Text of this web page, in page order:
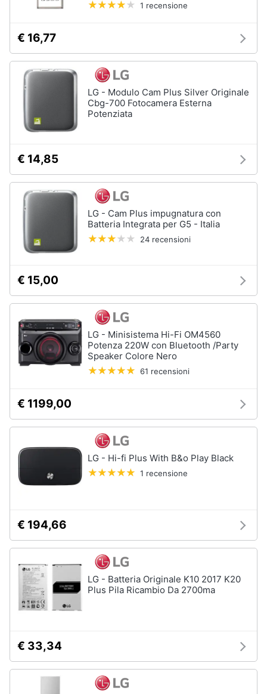
Arredo
Giardinaggio
e
infanzia
Casalinghi
Abbigliamento
Sport
Motori
dvd
Festività
e
ricorrenze
Servizi
1 recensione
€ 16,77
LG - Modulo Cam Plus Silver Originale
Cbg-700 Fotocamera Esterna
Potenziata
€ 14,85
LG - Cam Plus impugnatura con
Batteria Integrata per G5 - Italia
24 recensioni
€ 15,00
LG - Minisistema Hi-Fi OM4560
Potenza 220W con Bluetooth /Party
Speaker Colore Nero
61 recensioni
€ 1199,00
LG - Hi-fi Plus With B&o Play Black
1 recensione
€ 194,66
LG - Batteria Originale K10 2017 K20
Plus Pila Ricambio Da 2700ma
€ 33,34